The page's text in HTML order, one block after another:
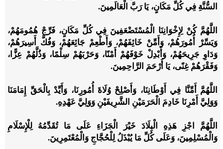
السُّنَّةِ فِي كُلِّ مَكَانٍ، يَا رَبَّ الْعَالَمِينَ.
اللَّهُمَّ كُنْ لِإِخْوَانِنَا الْمُسْتَضْعَفِينَ فِي كُلِّ مَكَانٍ، فَرِّجْ هُمُومَهُمْ،
وَيَسِّرْ أُمُورَهُمْ، وَأَمِّنْ خَائِفَهُمْ، وَأَطْعِمْ جَائِعَهُمْ، وَفُكَّ أَسِيرَهُمْ،
وَدَاوِ جَرِيحَهُمْ، وَأَبْدِلْ خَوْفَهُمْ أَمْنًا، وَحَرْبَهُمْ سِلْمًا، وَذُلَّهُمْ عِزًّا،
وَفَقْرَهُمْ غِنًى، يَا أَرْحَمَ الرَّاحِمِينَ.
اللَّهُمَّ أَمِّنَّا فِي أَوْطَانِنَا، وَأَصْلِحْ وُلَاةَ أُمُورِنَا، وَأَيِّدْ بِالْحَقِّ إِمَامَنَا
وَوَلِيَّ أَمْرِنَا خَادِمَ الْحَرَمَيْنِ الشَّرِيفَيْنِ وَوَلِيَّ عَهْدِهِ.
اللَّهُمَّ اجْزِ هَذِهِ الْبِلَادَ خَيْرَ الْجَزَاءِ عَلَى مَا تُقَدِّمُهُ لِلْإِسْلَامِ
وَالْمُسْلِمِينَ، وَعَلَى كُلِّ مَا يُبْذَلُ لِلْحُجَّاجِ وَالْمُعْتَمِرِينَ.